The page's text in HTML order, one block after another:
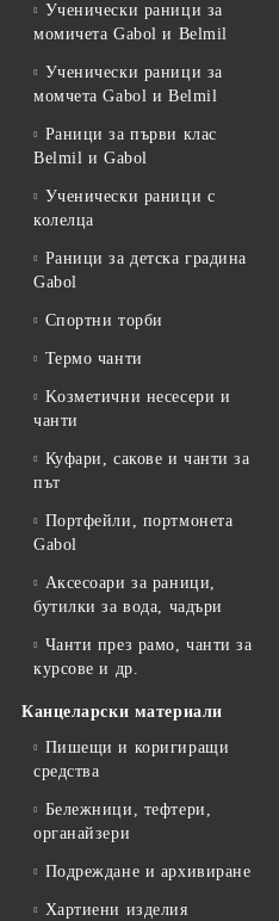
Ученически раници за
момичета Gabol и Belmil
Ученически раници за
момчета Gabol и Belmil
Раници за първи клас
Belmil и Gabol
Ученически раници с
колелца
Раници за детска градина
Gabol
Спортни торби
Термо чанти
Kозметични несесери и
чанти
Куфари, сакове и чанти за
път
Портфейли, портмонета
Gabol
Аксесоари за раници,
бутилки за вода, чадъри
Чанти през рамо, чанти за
курсове и др.
Канцеларски материали
Пишещи и коригиращи
средства
Бележници, тефтери,
органайзери
Подреждане и архивиране
Хартиени изделия